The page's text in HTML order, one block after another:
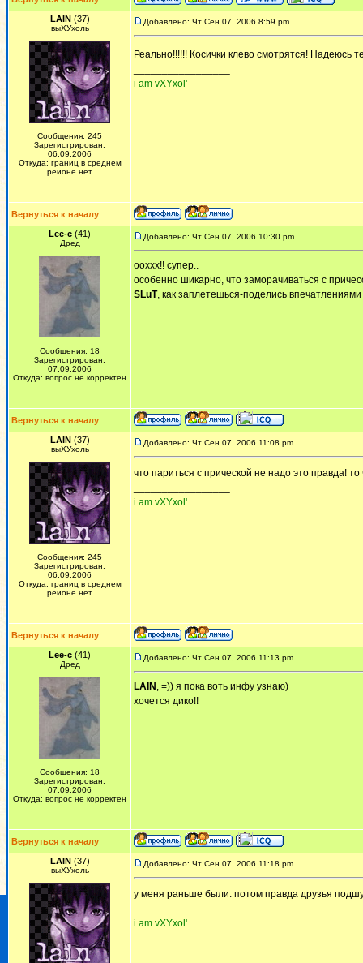
LAIN(37)
выХУхоль
Сообщения: 245
Зарегистрирован:
06.09.2006
Откуда: границ в среднем
реионе нет
Добавлено: Чт Сен 07, 2006 8:59 pm
Реально!!!!!! Косички клево смотрятся! Надеюсь
i am vXYxol'
Вернуться к началу
Lee-c (41)
Дред
Сообщения: 18
Зарегистрирован:
07.09.2006
Откуда: вопрос не корректен
Добавлено: Чт Сен 07, 2006 10:30 pm
ооххх!! супер..
особенно шикарно, что заморачиваться с
SLuT, как заплетешься-поделись
Вернуться к началу
LAIN(37)
выХУхоль
Сообщения: 245
Зарегистрирован:
06.09.2006
Откуда: границ в среднем
реионе нет
Добавлено: Чт Сен 07, 2006 11:08 pm
что париться с прической не надо это правда!
i am vXYxol'
Вернуться к началу
Lee-c (41)
Дред
Сообщения: 18
Зарегистрирован:
07.09.2006
Откуда: вопрос не корректен
Добавлено: Чт Сен 07, 2006 11:13 pm
LAIN , =)) я пока воть инфу узнаю)
хочется дико!!
Вернуться к началу
LAIN(37)
выХУхоль
Добавлено: Чт Сен 07, 2006 11:18 pm
у меня раньше были. потом правда друзья
i am vXYxol'